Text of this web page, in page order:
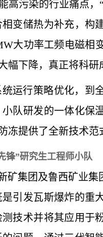
高污染的行业痛点
变储热为补充，构
大功率工频电磁相
下降，真正将科研
运行策略优化，到
队研发的一体化保
提供了全新技术范
锋”研究生工程师小队
矿集团及鲁西矿业
引发瓦斯爆炸的重
技术并将其应用于